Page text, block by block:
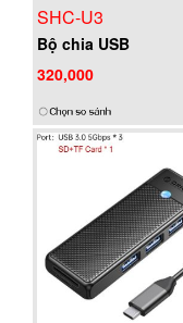
SHC-U3
Bộ chia USB
320,000